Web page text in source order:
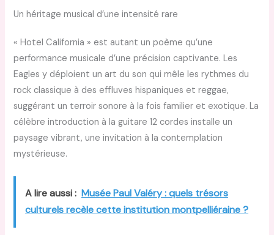
Un héritage musical d’une intensité rare
« Hotel California » est autant un poème qu’une
performance musicale d’une précision captivante. Les
Eagles y déploient un art du son qui mêle les rythmes du
rock classique à des effluves hispaniques et reggae,
suggérant un terroir sonore à la fois familier et exotique. La
célèbre introduction à la guitare 12 cordes installe un
paysage vibrant, une invitation à la contemplation
mystérieuse.
A lire aussi : Musée Paul Valéry : quels trésors
culturels recèle cette institution montpelliéraine ?